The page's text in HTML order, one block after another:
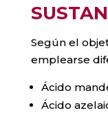
Según el
emplearse
Ácido
Ácido